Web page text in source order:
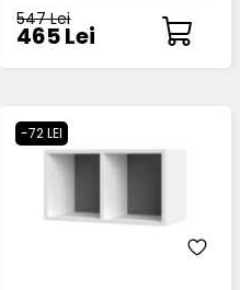
547 Lei
465 Lei
-72 LEI